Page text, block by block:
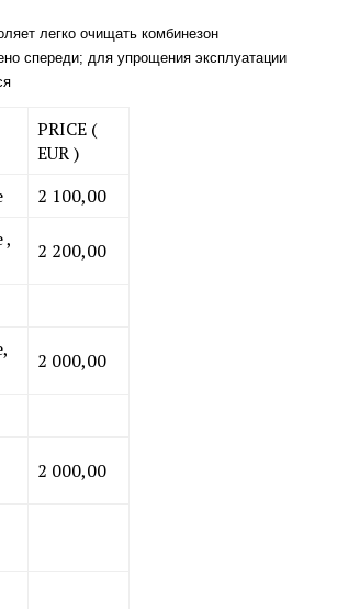
легко очищать комбинезон
спереди; для упрощения эксплуатации
PRICE (
EUR )
2 100,00
,
2 200,00
2 000,00
2 000,00